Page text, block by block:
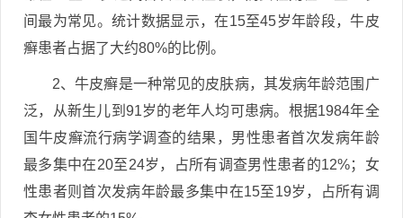
间最为常见。统计数据显示，在15至45岁年龄段，牛皮
癣患者占据了大约80%的比例。
2、牛皮癣是一种常见的皮肤病，其发病年龄范围广
泛，从新生儿到91岁的老年人均可患病。根据1984年全
国牛皮癣流行病学调查的结果，男性患者首次发病年龄
最多集中在20至24岁，占所有调查男性患者的12%；女
性患者则首次发病年龄最多集中在15至19岁，占所有调